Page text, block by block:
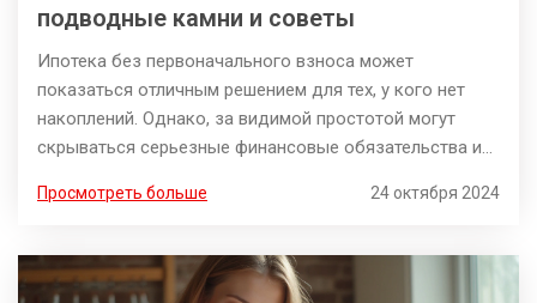
подводные камни и советы
Ипотека без первоначального взноса может
показаться отличным решением для тех, у кого нет
накоплений. Однако, за видимой простотой могут
скрываться серьезные финансовые обязательства и
моменты и потенциальные подвохи такой ипотеки.
избежать неприятных сюрпризов. Важность
внимательного подхода к условиям кредита
Просмотреть больше 24 октября 2024